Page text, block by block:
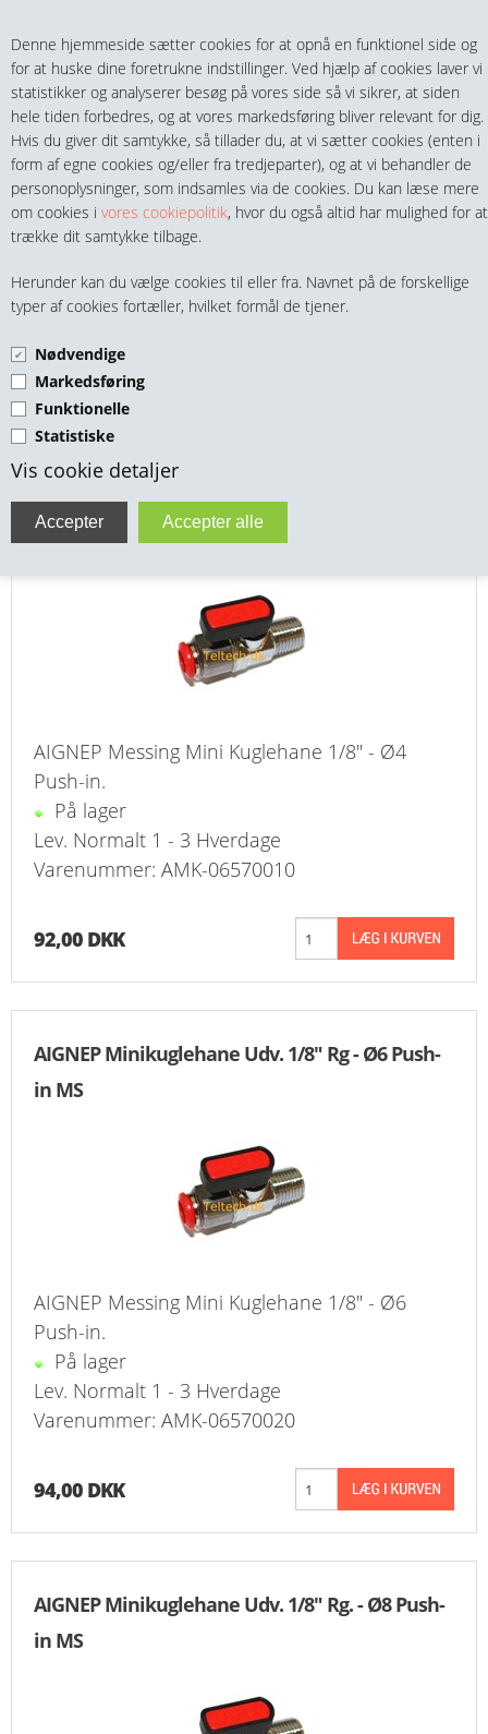
Denne hjemmeside sætter cookies for at opnå en funktionel side og
for at huske dine foretrukne indstillinger. Ved hjælp af cookies laver vi
statistikker og analyserer besøg på vores side så vi sikrer, at siden
hele tiden forbedres, og at vores markedsføring bliver relevant for dig.
Hvis du giver dit samtykke, så tillader du, at vi sætter cookies (enten i
form af egne cookies og/eller fra tredjeparter), og at vi behandler de
personoplysninger, som indsamles via de cookies. Du kan læse mere
om cookies i vores cookiepolitik, hvor du også altid har mulighed for at
trække dit samtykke tilbage.
Herunder kan du vælge cookies til eller fra. Navnet på de forskellige
typer af cookies fortæller, hvilket formål de tjener.
Nødvendige
Markedsføring
Funktionelle
Statistiske
Vis cookie detaljer
Teltech.dk 0 vare(r) i kurven
0,00 DKK
MENU
HANER & VENTILER
SLANGER, KOBLINGER & TILBEHØR
RØR & TILBEHØR
TEKNIK & AUTOMATIK
VA FITTINGS & VENTILER
ENTREPENØRARBEJDE- & UDSTYR
BESPÆNDING, GUMMIDELE M.M.
BEARBEJDNING, MONTAGE & HAVEARBEJDE
FORSIDE
BESTIL
FAQ
SØGNING
KUNDECENTER
FAVORIT
KONTAKT
LOG UD
AIGNEP MINI KUGLEHANE
UDV. GEVIND/PUSH-IN MS
AIGNEP Minikuglehane Udv. 1/8" Rg. - Ø4 Push-
in MS
AIGNEP Messing Mini Kuglehane 1/8" - Ø4
Push-in.
På lager
Lev. Normalt 1 - 3 Hverdage
Varenummer: AMK-06570010
92,00 DKK
AIGNEP Minikuglehane Udv. 1/8" Rg - Ø6 Push-
in MS
AIGNEP Messing Mini Kuglehane 1/8" - Ø6
Push-in.
På lager
Lev. Normalt 1 - 3 Hverdage
Varenummer: AMK-06570020
94,00 DKK
AIGNEP Minikuglehane Udv. 1/8" Rg. - Ø8 Push-
in MS